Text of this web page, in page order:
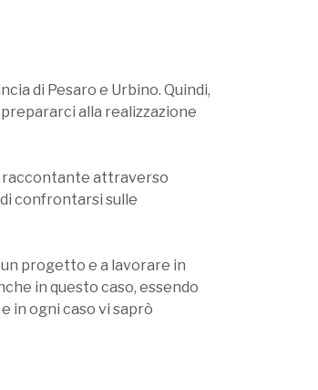
di Pesaro e Urbino. Quindi,
alla realizzazione
raccontante attraverso
confrontarsi sulle
progetto e a lavorare in
in questo caso, essendo
in ogni caso vi saprò